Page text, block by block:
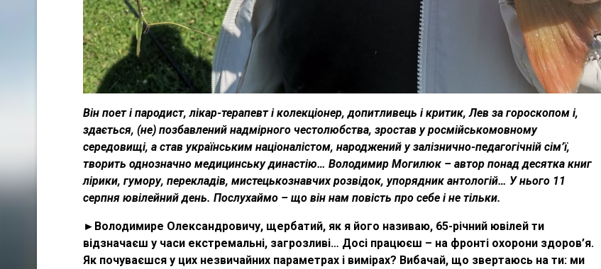
Він поет і пародист, лікар-терапевт і колекціонер, допитливець і критик, Лев за гороскопом і,
здається, (не) позбавлений надмірного честолюбства, зростав у росмійськомовному
середовищі, а став українським націоналістом, народжений у залізнично-педагогічній сім’ї,
творить однозначно медицинську династію… Володимир Могилюк – автор понад десятка книг
лірики, гумору, перекладів, мистецькознавчих розвідок, упорядник антологій… У нього 11
серпня ювілейний день. Послухаймо – що він нам повість про себе і не тільки.
►Володимире Олександровичу, щербатий, як я його називаю, 65-річний ювілей ти
відзначаєш у часи екстремальні, загрозливі… Досі працюєш – на фронті охорони здоров’я.
Як почуваєшся у цих незвичайних параметрах і вимірах? Вибачай, що звертаюсь на ти: ми